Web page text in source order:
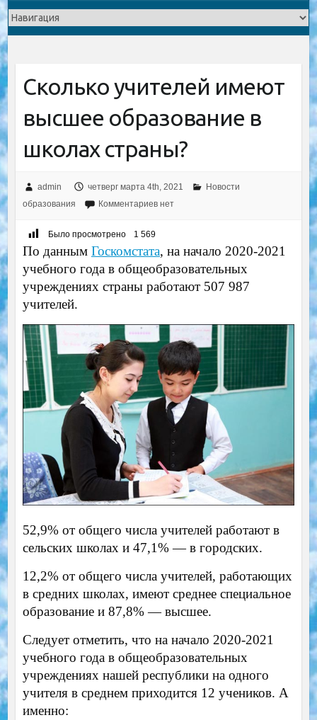
Сколько учителей имеют
высшее образование в
школах страны?
admin четверг марта 4th, 2021
Новости
образования
Комментариев нет
Было просмотрено 1 569
По данным Госкомстата, на начало 2020-2021
учебного года в общеобразовательных
учреждениях страны работают 507 987
учителей.
52,9% от общего числа учителей работают в
сельских школах и 47,1% — в городских.
12,2% от общего числа учителей, работающих
в средних школах, имеют среднее специальное
образование и 87,8% — высшее.
Следует отметить, что на начало 2020-2021
учебного года в общеобразовательных
учреждениях нашей республики на одного
учителя в среднем приходится 12 учеников. А
именно: